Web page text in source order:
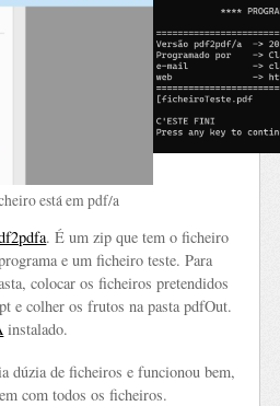
está em pdf/a
. É um zip que tem o ficheiro
e um ficheiro teste. Para
colocar os ficheiros pretendidos
e colher os frutos na pasta pdfOut.
instalado.
dúzia de ficheiros e funcionou bem,
com todos os ficheiros.